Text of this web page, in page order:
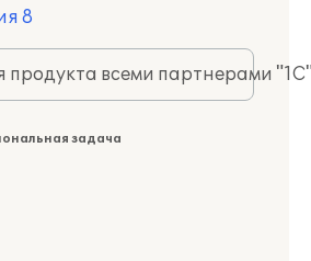
8
продукта всеми партнерами
задача